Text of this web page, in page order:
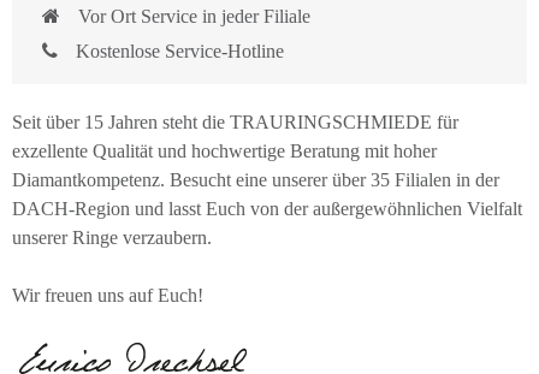
Vor Ort Service in jeder Filiale
Kostenlose Service-Hotline
Seit über 15 Jahren steht die TRAURINGSCHMIEDE für
exzellente Qualität und hochwertige Beratung mit hoher
Diamantkompetenz. Besucht eine unserer über 35 Filialen in der
DACH-Region und lasst Euch von der außergewöhnlichen Vielfalt
unserer Ringe verzaubern.
Wir freuen uns auf Euch!